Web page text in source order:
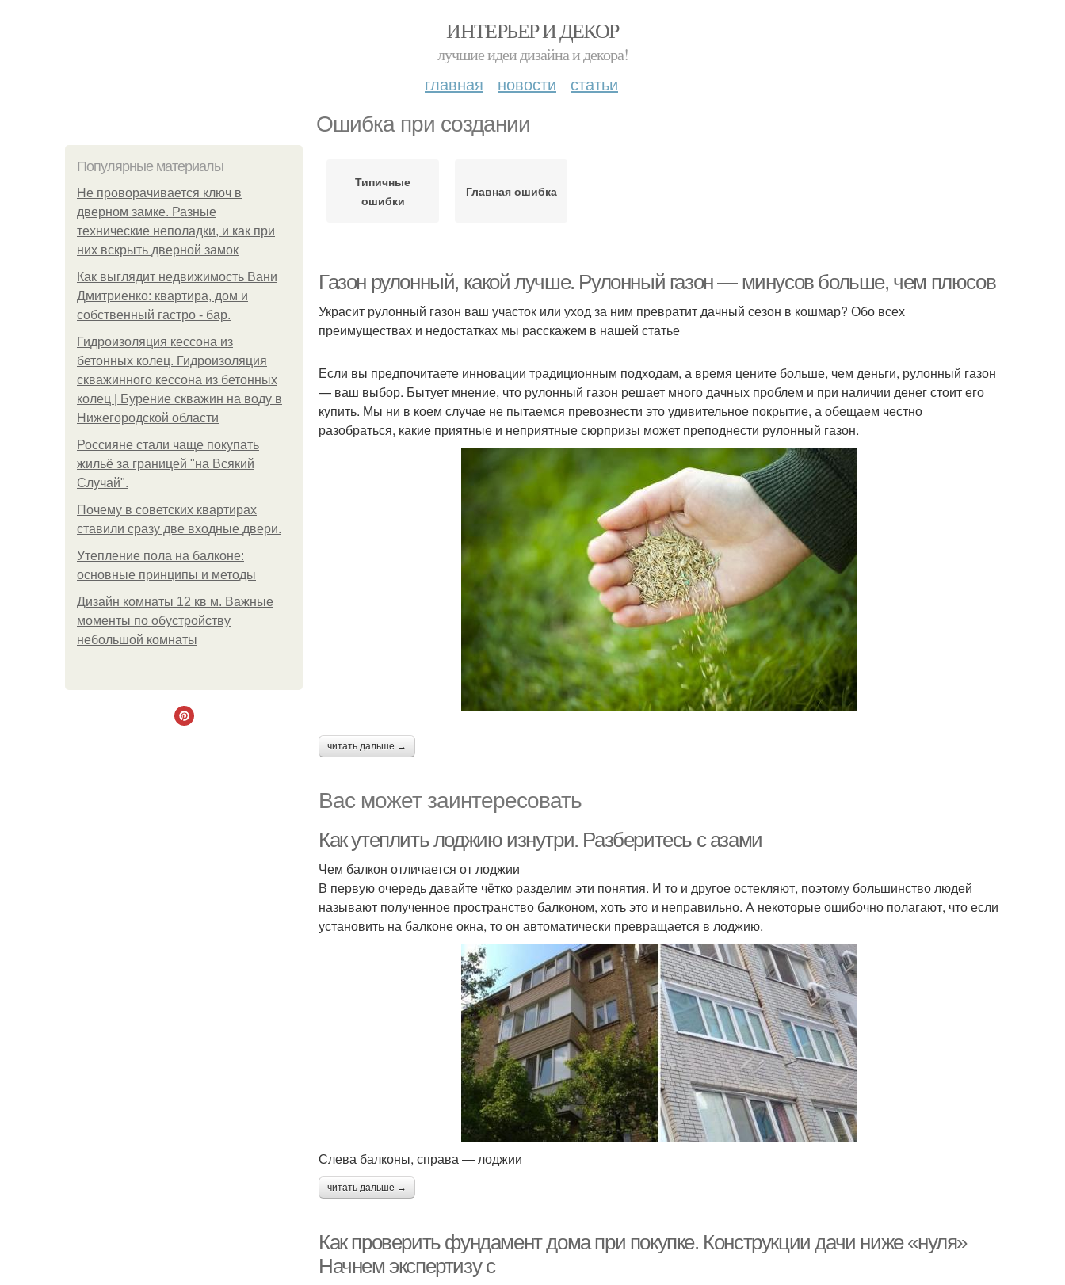
ИНТЕРЬЕР И ДЕКОР
лучшие идеи дизайна и декора!
главная новости статьи
Ошибка при создании
Популярные материалы
Не проворачивается ключ в
дверном замке. Разные
технические неполадки, и как при
них вскрыть дверной замок
Как выглядит недвижимость Вани
Дмитриенко: квартира, дом и
собственный гастро - бар.
Гидроизоляция кессона из
бетонных колец. Гидроизоляция
скважинного кессона из бетонных
колец | Бурение скважин на воду в
Нижегородской области
Россияне стали чаще покупать
жильё за границей "на Всякий
Случай".
Почему в советских квартирах
ставили сразу две входные двери.
Утепление пола на балконе:
основные принципы и методы
Дизайн комнаты 12 кв м. Важные
моменты по обустройству
небольшой комнаты
Типичные
ошибки
Главная ошибка
Газон рулонный, какой лучше. Рулонный газон — минусов больше, чем плюсов
Украсит рулонный газон ваш участок или уход за ним превратит дачный сезон в кошмар? Обо всех
преимуществах и недостатках мы расскажем в нашей статье
Если вы предпочитаете инновации традиционным подходам, а время цените больше, чем деньги, рулонный газон
— ваш выбор. Бытует мнение, что рулонный газон решает много дачных проблем и при наличии денег стоит его
купить. Мы ни в коем случае не пытаемся превознести это удивительное покрытие, а обещаем честно
разобраться, какие приятные и неприятные сюрпризы может преподнести рулонный газон.
читать дальше →
Вас может заинтересовать
Как утеплить лоджию изнутри. Разберитесь с азами
Чем балкон отличается от лоджии
В первую очередь давайте чётко разделим эти понятия. И то и другое остекляют, поэтому большинство людей
называют полученное пространство балконом, хоть это и неправильно. А некоторые ошибочно полагают, что если
установить на балконе окна, то он автоматически превращается в лоджию.
Слева балконы, справа — лоджии
читать дальше →
Как проверить фундамент дома при покупке. Конструкции дачи ниже «нуля»
Начнем экспертизу с